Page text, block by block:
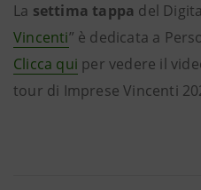
La settima tappa del
Vincenti” è dedicata a
Clicca qui per vedere il
tour di Imprese Vincenti